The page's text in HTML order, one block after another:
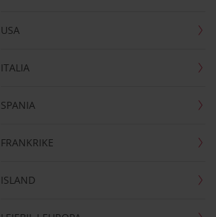
USA
ITALIA
SPANIA
FRANKRIKE
ISLAND